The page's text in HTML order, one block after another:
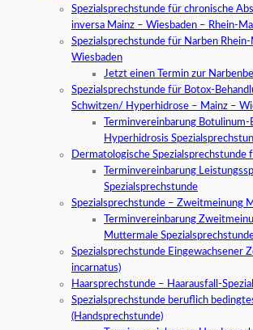
Spezialsprechstunde für chronische
inversa Mainz – Wiesbaden – Rhein-
Spezialsprechstunde für Narben
Wiesbaden
Jetzt einen Termin zur
Spezialsprechstunde für Botox-
Schwitzen/ Hyperhidrose – Mainz –
Terminvereinbarung Botulinum-
Hyperhidrosis
Dermatologische
Terminvereinbarung
Spezialsprechstunde
Spezialsprechstunde – Zweitmeinung
Terminvereinbarung
Muttermale
Spezialsprechstunde Eingewachsener
incarnatus)
Haarsprechstunde – Haarausfall-
Spezialsprechstunde beruflich
(Handsprechstunde)